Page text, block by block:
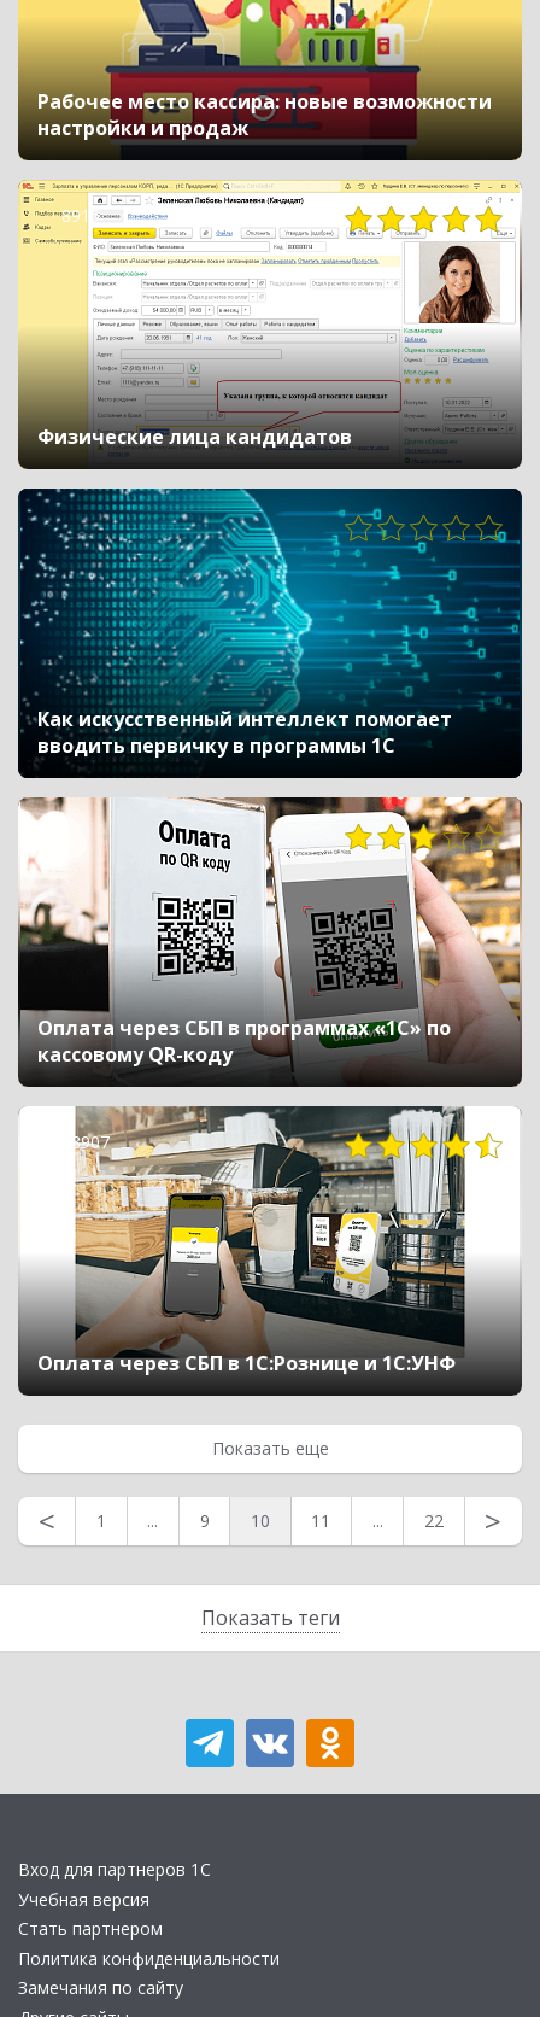
Показать теги
Рабочее место кассира: новые возможности
настройки и продаж
8915
Физические лица кандидатов
Как искусственный интеллект помогает
вводить первичку в программы 1С
Оплата через СБП в программах «1С» по
кассовому QR-коду
28907
Оплата через СБП в 1С:Рознице и 1С:УНФ
Показать еще
< 1 ... 9 10 11 ... 22 >
Вход для партнеров 1С
Учебная версия
Стать партнером
Политика конфиденциальности
Замечания по сайту